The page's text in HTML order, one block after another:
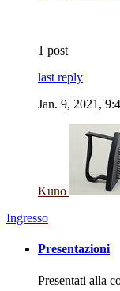
1 post
last reply
Jan. 9, 2021,
Kuno
Ingresso
Presentazioni
Presentati alla